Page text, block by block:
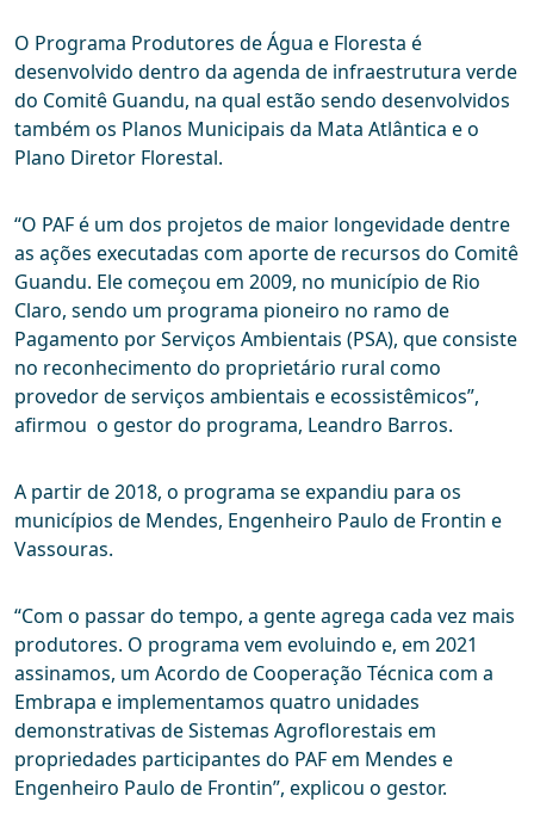
O Programa Produtores de Água e Floresta é
desenvolvido dentro da agenda de infraestrutura verde
do Comitê Guandu, na qual estão sendo desenvolvidos
também os Planos Municipais da Mata Atlântica e o
Plano Diretor Florestal.
“O PAF é um dos projetos de maior longevidade dentre
as ações executadas com aporte de recursos do Comitê
Guandu. Ele começou em 2009, no município de Rio
Claro, sendo um programa pioneiro no ramo de
Pagamento por Serviços Ambientais (PSA), que consiste
no reconhecimento do proprietário rural como
provedor de serviços ambientais e ecossistêmicos”,
afirmou o gestor do programa, Leandro Barros.
A partir de 2018, o programa se expandiu para os
municípios de Mendes, Engenheiro Paulo de Frontin e
Vassouras.
“Com o passar do tempo, a gente agrega cada vez mais
produtores. O programa vem evoluindo e, em 2021
assinamos, um Acordo de Cooperação Técnica com a
Embrapa e implementamos quatro unidades
demonstrativas de Sistemas Agroflorestais em
propriedades participantes do PAF em Mendes e
Engenheiro Paulo de Frontin”, explicou o gestor.